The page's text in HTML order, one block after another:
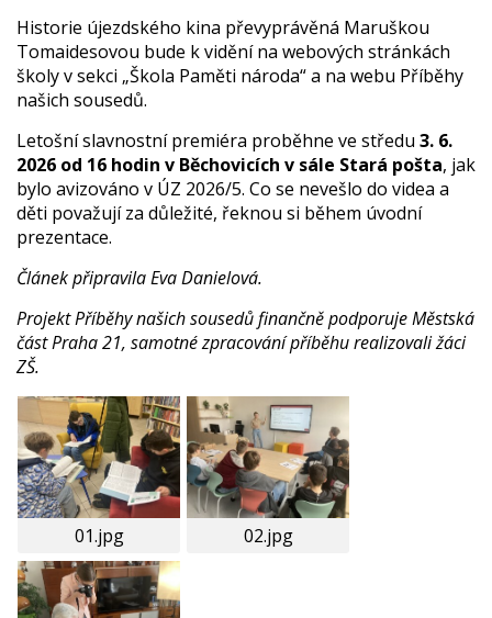
Historie újezdského kina převyprávěná Maruškou
Tomaidesovou bude k vidění na webových stránkách
školy v sekci „Škola Paměti národa“ a na webu Příběhy
našich sousedů.
Letošní slavnostní premiéra proběhne ve středu 3. 6.
2026 od 16 hodin v Běchovicích v sále Stará pošta, jak
bylo avizováno v ÚZ 2026/5. Co se nevešlo do videa a
děti považují za důležité, řeknou si během úvodní
prezentace.
Článek připravila Eva Danielová.
Projekt Příběhy našich sousedů finančně podporuje Městská
část Praha 21, samotné zpracování příběhu realizovali žáci
ZŠ.
01.jpg 02.jpg